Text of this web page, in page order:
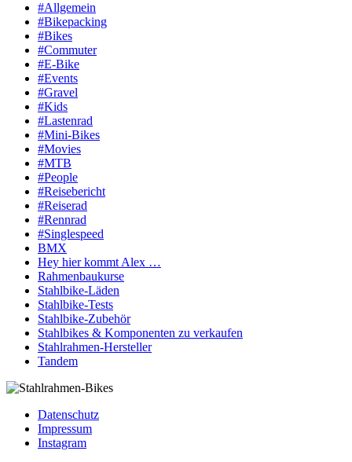
#Allgemein
#Bikepacking
#Bikes
#Commuter
#E-Bike
#Events
#Gravel
#Kids
#Lastenrad
#Mini-Bikes
#Movies
#MTB
#People
#Reisebericht
#Reiserad
#Rennrad
#Singlespeed
BMX
Hey hier kommt Alex …
Rahmenbaukurse
Stahlbike-Läden
Stahlbike-Tests
Stahlbike-Zubehör
Stahlbikes & Komponenten zu verkaufen
Stahlrahmen-Hersteller
Tandem
Datenschutz
Impressum
Instagram